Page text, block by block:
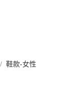
鞋款-女性